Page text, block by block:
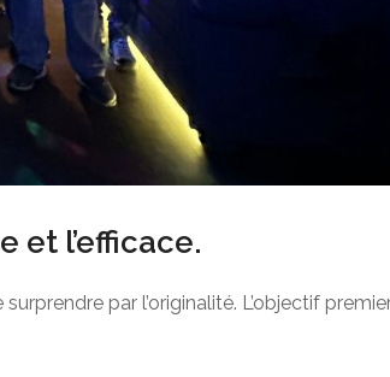
et l’efficace.
par l’originalité. L’objectif